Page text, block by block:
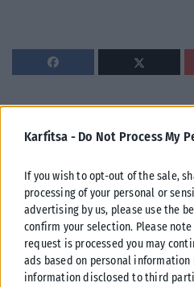
Karfitsa - Do Not Process My
If you wish to opt-out of the sale,
processing of your personal or
advertising by us, please use the
confirm your selection. Please
request is processed you may
ads based on personal
information disclosed to third